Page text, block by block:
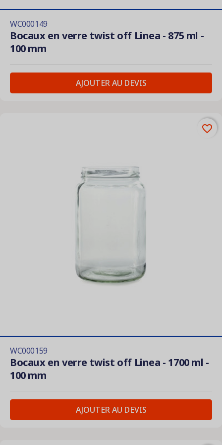
WC000149
Bocaux en verre twist off Linea - 875 ml -
100 mm
AJOUTER AU DEVIS
WC000159
Bocaux en verre twist off Linea - 1700 ml -
100 mm
AJOUTER AU DEVIS
favorite_border